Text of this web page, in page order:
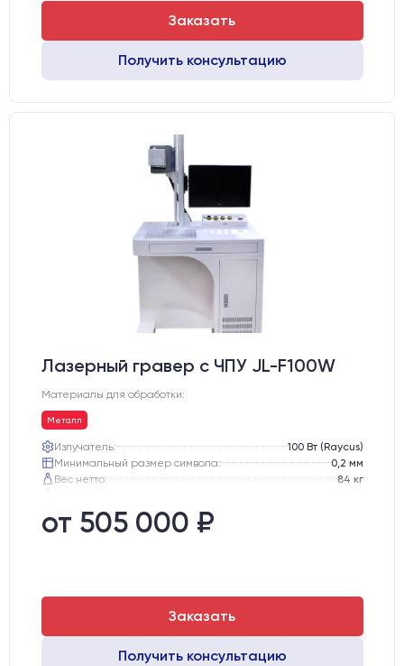
Заказать
Получить консультацию
Лазерный гравер с ЧПУ JL-F100W
Материалы для обработки:
Металл
Излучатель:
100 Вт (Raycus)
Минимальный размер символа:
0,2 мм
Вес нетто:
84 кг
Транспортный габарит станка, мм:
от 505 000 ₽
Заказать
Получить консультацию